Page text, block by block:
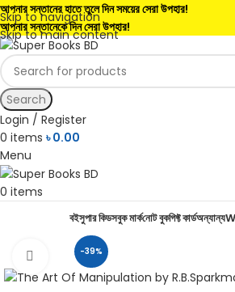
Skip to navigation
Skip to main content
আপনার সন্তানের হাতে তুলে দিন সময়ের সেরা উপহার!
আপনার সন্তানেকে দিন সেরা উপহার!
Search
Login / Register
0 items ৳0.00
Menu
0 items
বইসুপার কিডসবুক মার্কনোট বুকগিফ্ট কার্ডঅন্যান্য
-39%
Click to enlarge